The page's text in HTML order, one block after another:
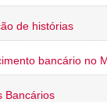
de histórias
bancário no
Bancários